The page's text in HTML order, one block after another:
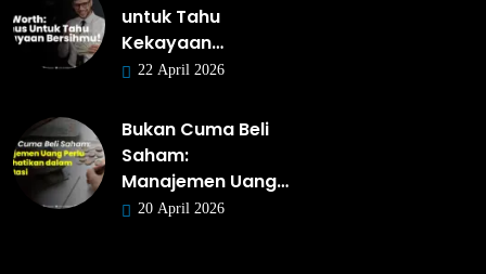
untuk Tahu
Kekayaan…
22 April 2026
Bukan Cuma Beli
Saham:
Manajemen Uang…
20 April 2026